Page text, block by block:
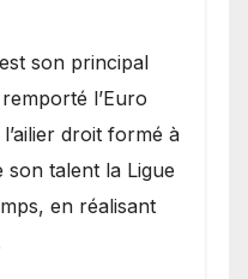
son principal
l’Euro
droit formé à
son talent la Ligue
en réalisant